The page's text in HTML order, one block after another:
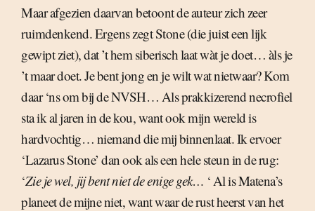
Maar afgezien daarvan betoont de auteur zich zeer
ruimdenkend. Ergens zegt Stone (die juist een lijk
gewipt ziet), dat ’t hem siberisch laat wàt je doet… àls je
’t maar doet. Je bent jong en je wilt wat nietwaar? Kom
daar ‘ns om bij de NVSH… Als prakkizerend necrofiel
sta ik al jaren in de kou, want ook mijn wereld is
hardvochtig… niemand die mij binnenlaat. Ik ervoer
‘Lazarus Stone’ dan ook als een hele steun in de rug:
‘Zie je wel, jij bent niet de enige gek… ‘ Al is Matena’s
planeet de mijne niet, want waar de rust heerst van het